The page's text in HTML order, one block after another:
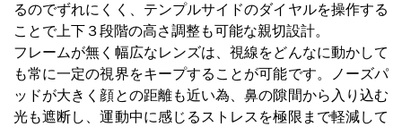
るのでずれにくく、テンプルサイドのダイヤルを操作する
ことで上下３段階の高さ調整も可能な親切設計。
フレームが無く幅広なレンズは、視線をどんなに動かして
も常に一定の視界をキープすることが可能です。ノーズパ
ッドが大きく顔との距離も近い為、鼻の隙間から入り込む
光も遮断し、運動中に感じるストレスを極限まで軽減して